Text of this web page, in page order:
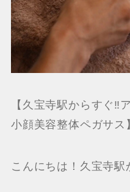
【久宝寺駅からすぐ‼️
小顔美容整体ペガサス
こんにちは！久宝寺駅